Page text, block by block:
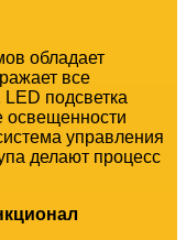
обладает
все
подсветка
освещенности
управления
делают процесс